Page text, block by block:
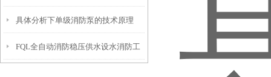
用
具体分析下单级消防泵的技术原理
FQL全自动消防稳压供水设水消防工